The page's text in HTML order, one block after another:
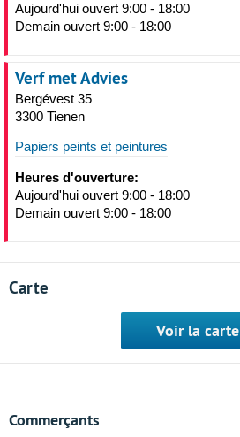
Aujourd'hui ouvert 9:00 - 18:00
Demain ouvert 9:00 - 18:00
Verf met Advies
Bergévest 35
3300 Tienen
Papiers peints et peintures
Heures d'ouverture:
Aujourd'hui ouvert 9:00 - 18:00
Demain ouvert 9:00 - 18:00
Carte
Voir la carte
Commerçants